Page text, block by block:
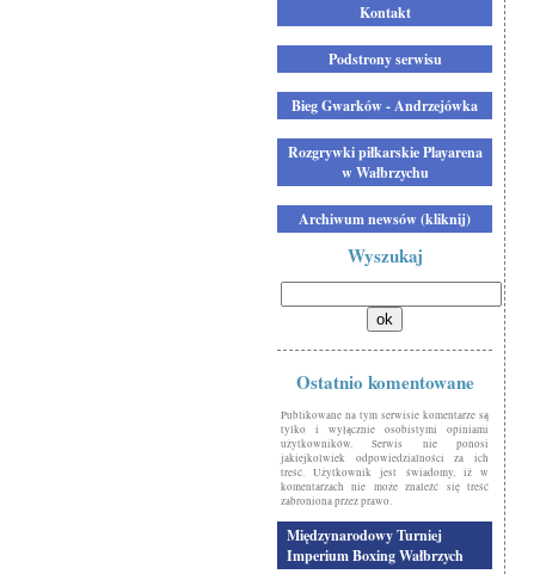
Kontakt
Podstrony serwisu
Bieg Gwarków - Andrzejówka
Rozgrywki piłkarskie Playarena
w Wałbrzychu
Archiwum newsów (kliknij)
Wyszukaj
Ostatnio komentowane
Publikowane na tym serwisie komentarze są
tylko i wyłącznie osobistymi opiniami
użytkowników. Serwis nie ponosi
jakiejkolwiek odpowiedzialności za ich
treść. Użytkownik jest świadomy, iż w
komentarzach nie może znaleźć się treść
zabroniona przez prawo.
Międzynarodowy Turniej
Imperium Boxing Wałbrzych